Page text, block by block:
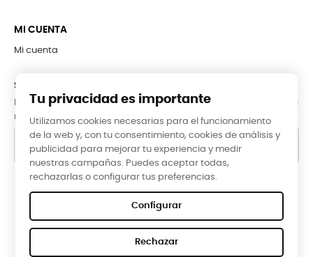
MI CUENTA
Mi cuenta
SUBCRÍBETE A LA NEWSLETTER
Puede darse de baja en cualquier momento. Para ello, consulte
nuestra información de contacto en el aviso legal.
Google Reviews
★★★★★
Tu privacidad es importante
Utilizamos cookies necesarias para el funcionamiento
de la web y, con tu consentimiento, cookies de análisis y
publicidad para mejorar tu experiencia y medir
nuestras campañas. Puedes aceptar todas,
rechazarlas o configurar tus preferencias.
Configurar
Rechazar